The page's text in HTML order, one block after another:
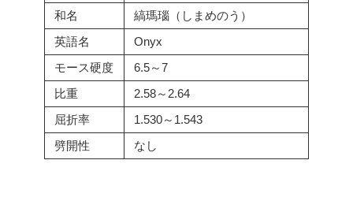
和名
縞瑪瑙（しまめのう）
英語名
Onyx
モース硬度
6.5～7
比重
2.58～2.64
屈折率
1.530～1.543
劈開性
なし